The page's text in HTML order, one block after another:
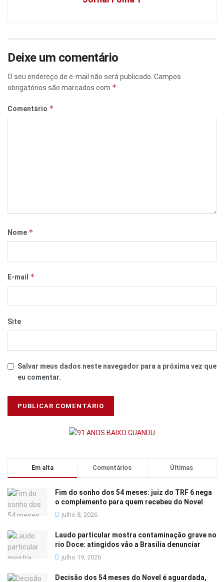
Deixe um comentário
O seu endereço de e-mail não será publicado. Campos
obrigatórios são marcados com *
Comentário *
Nome *
E-mail *
Site
Salvar meus dados neste navegador para a próxima vez que
eu comentar.
Em alta Comentários Últimas
Fim do sonho dos 54 meses: juiz do TRF 6 nega
o complemento para quem recebeu do Novel
julho 8, 2026
Laudo particular mostra contaminação grave no
rio Doce: atingidos vão a Brasília denunciar
julho 19, 2026
Decisão dos 54 meses do Novel é aguardada,